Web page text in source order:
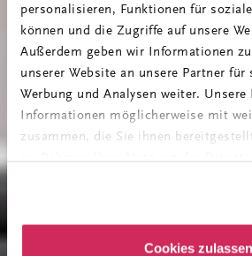
personalisieren, Funktionen für
können und die Zugriffe auf unsere
Außerdem geben wir Informationen
unserer Website an unsere Partner für
Werbung und Analysen weiter. Unsere
Informationen möglicherweise mit
zusammen, die Sie ihnen
oder widerrufen. Weitere Details
unsererDatenschutzerklärung.
Cookies zulassen